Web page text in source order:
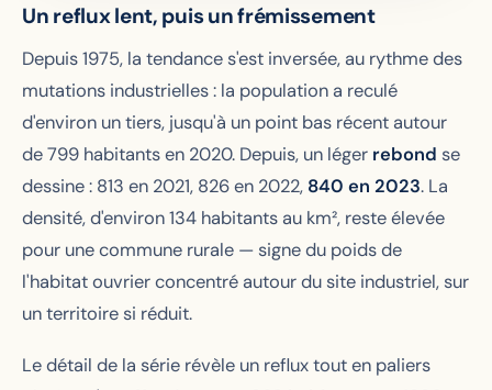
Un reflux lent, puis un frémissement
Depuis 1975, la tendance s'est inversée, au rythme des
mutations industrielles : la population a reculé
d'environ un tiers, jusqu'à un point bas récent autour
de 799 habitants en 2020. Depuis, un léger rebond se
dessine : 813 en 2021, 826 en 2022, 840 en 2023. La
densité, d'environ 134 habitants au km², reste élevée
pour une commune rurale — signe du poids de
l'habitat ouvrier concentré autour du site industriel, sur
un territoire si réduit.
Le détail de la série révèle un reflux tout en paliers